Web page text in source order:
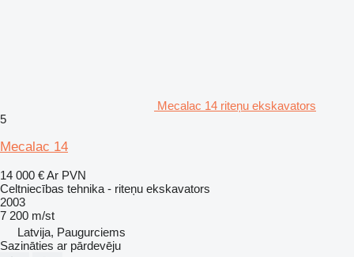
Mecalac 14 riteņu ekskavators
5
Mecalac 14
14 000 €Ar PVN
Celtniecības tehnika - riteņu ekskavators
2003
7 200 m/st
Latvija, Paugurciems
Sazināties ar pārdevēju